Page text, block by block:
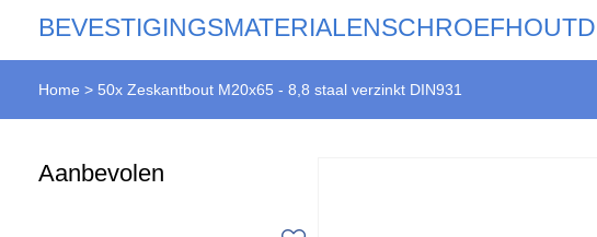
BEVESTIGINGSMATERIALENSCHROEF
Home > 50x Zeskantbout M20x65 - 8,8 staal verzinkt DIN931
Aanbevolen